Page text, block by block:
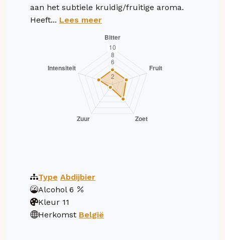
aan het subtiele kruidig/fruitige aroma.
Heeft... Lees meer
Type Abdijbier
Alcohol 6
Kleur 11
Herkomst België